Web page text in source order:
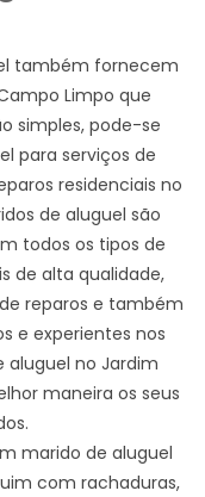
também fornecem
Limpo que
simples, pode-se
para serviços de
residenciais no
de aluguel são
todos os tipos de
de alta qualidade,
reparos e também
e experientes nos
aluguel no Jardim
maneira os seus
marido de aluguel
com rachaduras,